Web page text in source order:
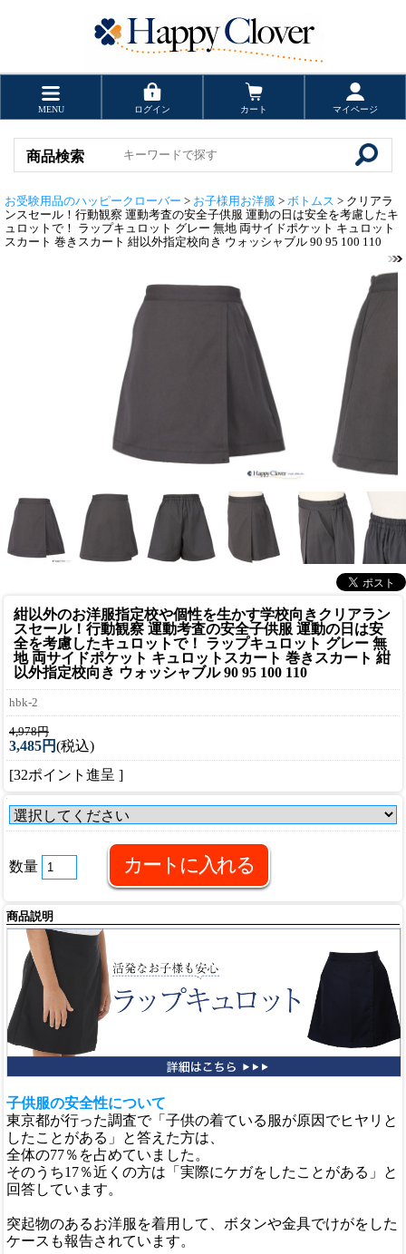
MENU ログイン カート マイページ
商品検索
お受験用品のハッピークローバー > お子様用お洋服 > ボトムス > クリアラ
ンスセール！行動観察 運動考査の安全子供服 運動の日は安全を考慮したキ
ュロットで！ ラップキュロット グレー 無地 両サイドポケット キュロット
スカート 巻きスカート 紺以外指定校向き ウォッシャブル 90 95 100 110
紺以外のお洋服指定校や個性を生かす学校向きクリアラン
スセール！行動観察 運動考査の安全子供服 運動の日は安
全を考慮したキュロットで！ ラップキュロット グレー 無
地 両サイドポケット キュロットスカート 巻きスカート 紺
以外指定校向き ウォッシャブル 90 95 100 110
hbk-2
4,978円
3,485円(税込)
[32ポイント進呈 ]
数量
商品説明
子供服の安全性について
東京都が行った調査で「子供の着ている服が原因でヒヤリと
したことがある」と答えた方は、
全体の77％を占めていました。
そのうち17％近くの方は「実際にケガをしたことがある」と
回答しています。
突起物のあるお洋服を着用して、ボタンや金具でけがをした
ケースも報告されています。